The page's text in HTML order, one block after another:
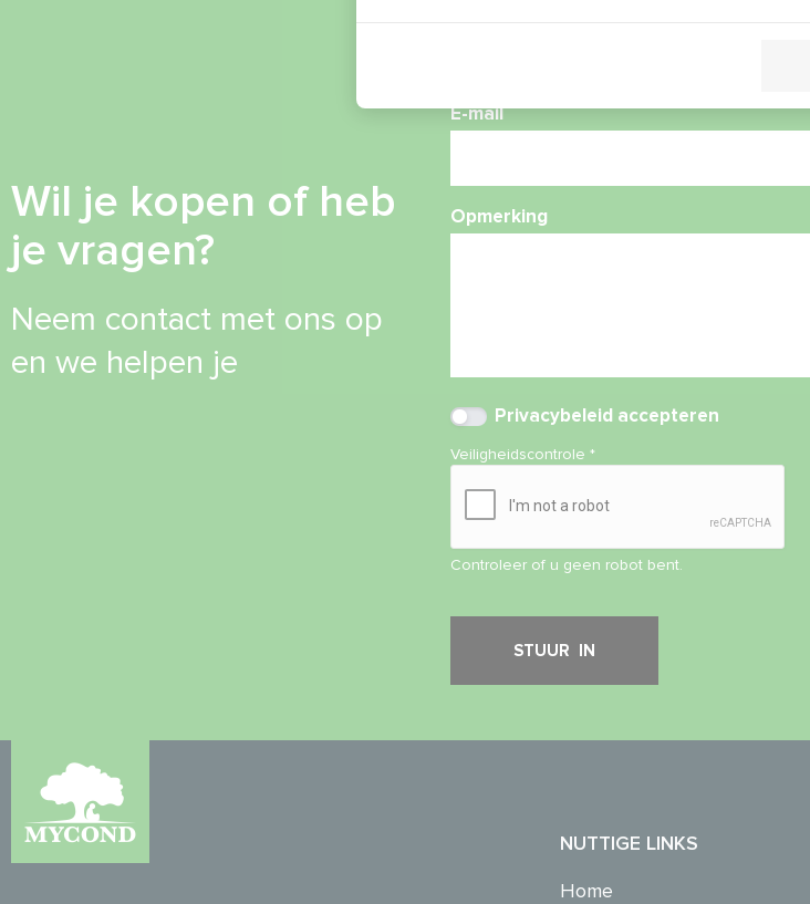
Wil je kopen of heb
je vragen?
Neem contact met ons op
en we helpen je
E-mail
Opmerking
Privacybeleid accepteren
Veiligheidscontrole*
Controleer of u geen robot bent.
NUTTIGE LINKS
Home